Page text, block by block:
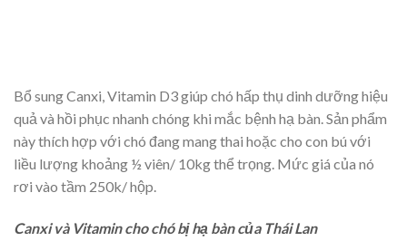
Bổ sung Canxi, Vitamin D3 giúp chó hấp thụ dinh dưỡng hiệu
quả và hồi phục nhanh chóng khi mắc bệnh hạ bàn. Sản phẩm
này thích hợp với chó đang mang thai hoặc cho con bú với
liều lượng khoảng ½ viên/ 10kg thể trọng. Mức giá của nó
rơi vào tầm 250k/ hộp.
Canxi và Vitamin cho chó bị hạ bàn của Thái Lan